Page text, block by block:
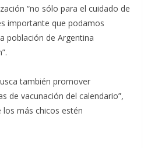
“no sólo para el cuidado de
importante que podamos
población de Argentina
también promover
de vacunación del calendario”,
los más chicos estén